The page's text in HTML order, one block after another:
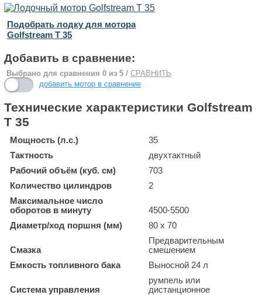
Технические характеристики Golfstream
Т 35
Мощность (л.с.)
35
Тактность
двухтактный
Рабочий объём (куб. см)
703
Количество цилиндров
2
Максимальное число
оборотов в минуту
4500-5500
Диаметр/ход поршня (мм)
80 x 70
Смазка
Предварительным
смешением
Емкость топливного бака
Выносной 24 л
Система управления
румпель или
дистанционное
Подобрать лодку для мотора
Golfstream Т 35
Добавить в сравнение:
Выбрано для сравнения 0 из 5 / СРАВНИТЬ
добавить мотор в сравнение